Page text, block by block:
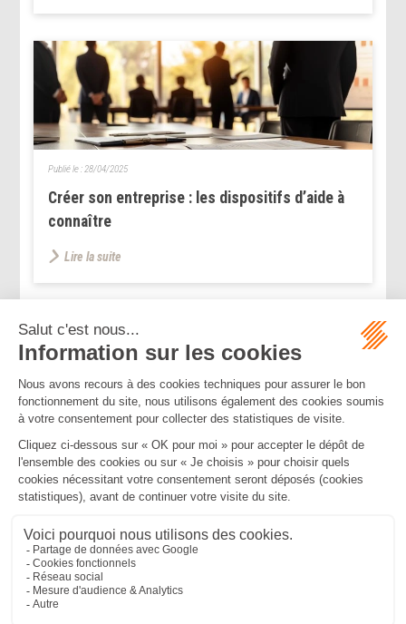
Créer son entreprise : les dispositifs d’aide à
connaître
Publié le : 28/04/2025
Lire la suite
<< < ...
>>
Mentions légalesPolitique de confidentialitéPolitique de cookies
Plan du site
MBA ET ASSOCIÉS
235 Rue Helene Boucher, 34170 CASTELNAU LE LEZ
Bureau secondaire à Cannes